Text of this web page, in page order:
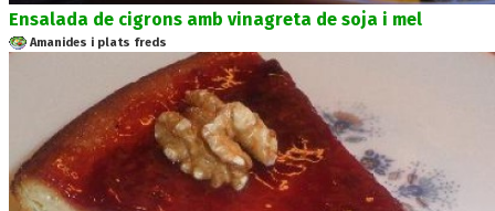
Ensalada de cigrons amb vinagreta de soja i mel
Amanides i plats freds